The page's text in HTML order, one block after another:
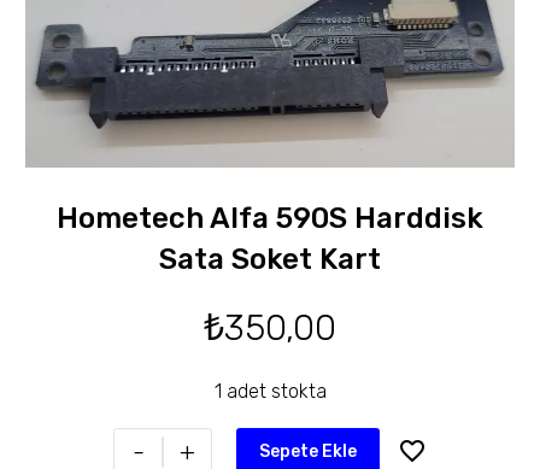
Hometech Alfa 590S Harddisk
Sata Soket Kart
₺350,00
1 adet stokta
- + Sepete Ekle